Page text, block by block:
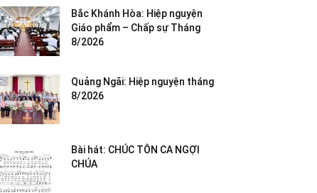
Bắc Khánh Hòa: Hiệp nguyện
Giáo phẩm – Chấp sự Tháng
8/2026
Quảng Ngãi: Hiệp nguyện tháng
8/2026
Bài hát: CHÚC TÔN CA NGỢI
CHÚA